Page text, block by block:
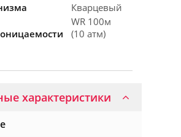
Кварцевый
WR 100м
(10 атм)
характеристики